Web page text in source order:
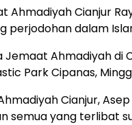
Ahmadiyah Cianjur
perjodohan dalam
Jemaat Ahmadiyah di
Park Cipanas,
Cianjur,
semua yang terlibat